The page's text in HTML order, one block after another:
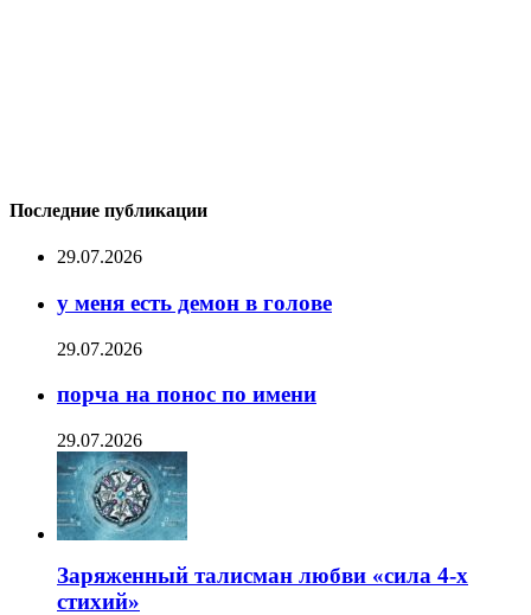
Последние публикации
29.07.2026
у меня есть демон в голове
29.07.2026
порча на понос по имени
29.07.2026
Заряженный талисман любви «сила 4-х
стихий»